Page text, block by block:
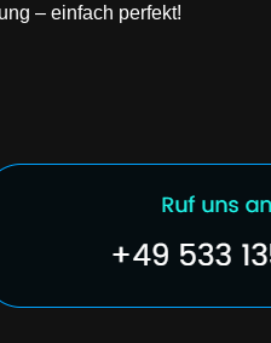
– einfach perfekt!